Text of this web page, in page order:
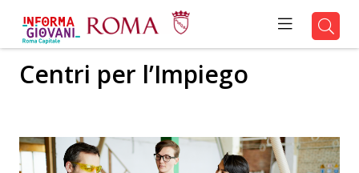
Centri per l’Impiego